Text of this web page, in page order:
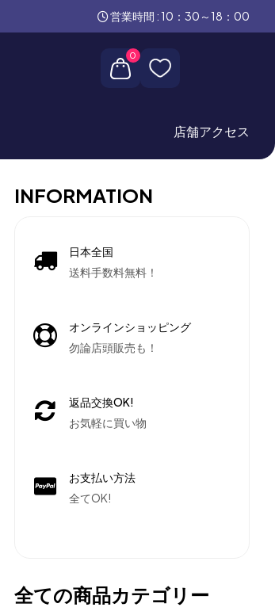
営業時間 : 10：30～18：00
0
店舗アクセス
INFORMATION
日本全国
送料手数料無料！
オンラインショッピング
勿論店頭販売も！
返品交換OK!
お気軽に買い物
お支払い方法
全てOK!
全ての商品カテゴリー